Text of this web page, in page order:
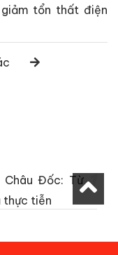
giảm tổn thất điện
Châu Đốc: Từ
thực tiễn
1